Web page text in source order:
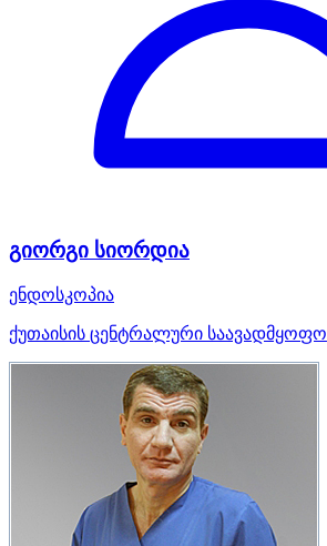
გიორგი სიორდია
ენდოსკოპია
ქუთაისის ცენტრალური საავადმყოფო